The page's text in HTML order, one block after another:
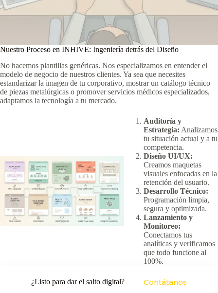
Nuestro Proceso en INHIVE: Ingeniería detrás del Diseño
No hacemos plantillas genéricas. Nos especializamos en entender el
modelo de negocio de nuestros clientes. Ya sea que necesites
estandarizar la imagen de tu corporativo, mostrar un catálogo técnico
de piezas metalúrgicas o promover servicios médicos especializados,
adaptamos la tecnología a tu mercado.
Auditoría y
Estrategia: Analizamos
tu situación actual y a tu
competencia.
Diseño UI/UX:
Creamos maquetas
visuales enfocadas en la
retención del usuario.
Desarrollo Técnico:
Programación limpia,
segura y optimizada.
Lanzamiento y
Monitoreo:
Conectamos tus
analíticas y verificamos
que todo funcione al
100%.
¿Listo para dar el salto digital? Contátanos